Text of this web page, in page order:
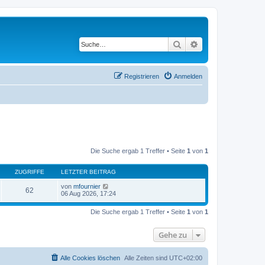
Suche
Anmelden
Registrieren
Die Suche ergab 1 Treffer • Seite 1 von 1
ZUGRIFFE LETZTER BEITRAG
62 von mfournier
06 Aug 2026, 17:24
Die Suche ergab 1 Treffer • Seite 1 von 1
Gehe zu
Alle Zeiten sind UTC+02:00
Alle Cookies löschen